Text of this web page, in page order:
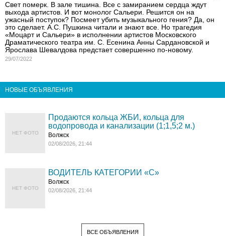
Свет померк. В зале тишина. Все с замиранием сердца ждут
выхода артистов. И вот монолог Сальери. Решится он на
ужасный поступок? Посмеет убить музыкального гения? Да, он
это сделает. А.С. Пушкина читали и знают все. Но трагедия
«Моцарт и Сальери» в исполнении артистов Московского
Драматического театра им. С. Есенина Анны Сардановской и
Ярослава Шевалдова предстает совершенно по-новому.
29/07/2022
НОВЫЕ ОБЪЯВЛЕНИЯ
НЕТ ФОТО
Продаются кольца ЖБИ, кольца для
водопровода и канализации (1;1,5;2 м.)
Волжск
02/08/2026, 21:44
НЕТ ФОТО
ВОДИТЕЛЬ КАТЕГОРИИ «C»
Волжск
02/08/2026, 21:44
ВСЕ ОБЪЯВЛЕНИЯ